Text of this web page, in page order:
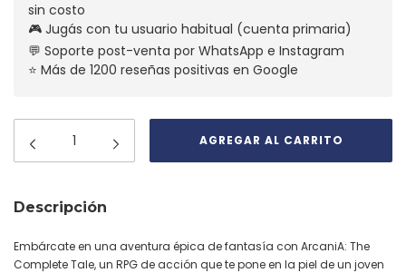
sin costo
🎮 Jugás con tu usuario habitual (cuenta primaria)
💬 Soporte post-venta por WhatsApp e Instagram
⭐ Más de 1200 reseñas positivas en Google
Descripción
Embárcate en una aventura épica de fantasía con ArcaniA: The
Complete Tale, un RPG de acción que te pone en la piel de un joven